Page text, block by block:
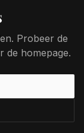
Probeer de
de homepage.